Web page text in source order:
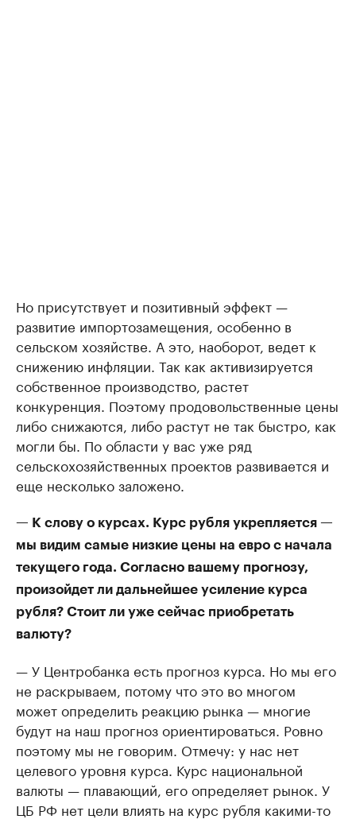
Но присутствует и позитивный эффект —
развитие импортозамещения, особенно в
сельском хозяйстве. А это, наоборот, ведет к
снижению инфляции. Так как активизируется
собственное производство, растет
конкуренция. Поэтому продовольственные цены
либо снижаются, либо растут не так быстро, как
могли бы. По области у вас уже ряд
сельскохозяйственных проектов развивается и
еще несколько заложено.
— К слову о курсах. Курс рубля укрепляется —
мы видим самые низкие цены на евро с начала
текущего года. Согласно вашему прогнозу,
произойдет ли дальнейшее усиление курса
рубля? Стоит ли уже сейчас приобретать
валюту?
— У Центробанка есть прогноз курса. Но мы его
не раскрываем, потому что это во многом
может определить реакцию рынка — многие
будут на наш прогноз ориентироваться. Ровно
поэтому мы не говорим. Отмечу: у нас нет
целевого уровня курса. Курс национальной
валюты — плавающий, его определяет рынок. У
ЦБ РФ нет цели влиять на курс рубля какими-то